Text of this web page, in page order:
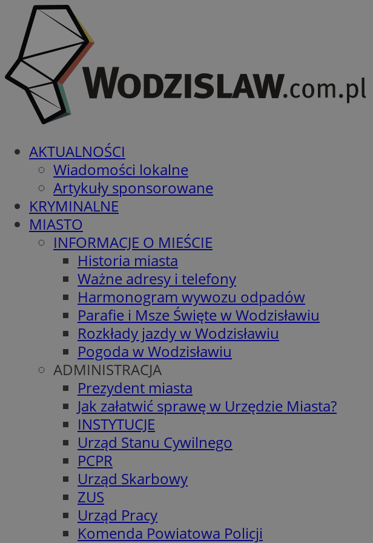
AKTUALNOŚCI
Wiadomości lokalne
Artykuły sponsorowane
KRYMINALNE
MIASTO
INFORMACJE O MIEŚCIE
Historia miasta
Ważne adresy i telefony
Harmonogram wywozu odpadów
Parafie i Msze Święte w Wodzisławiu
Rozkłady jazdy w Wodzisławiu
Pogoda w Wodzisławiu
ADMINISTRACJA
Prezydent miasta
Jak załatwić sprawę w Urzędzie Miasta?
INSTYTUCJE
Urząd Stanu Cywilnego
PCPR
Urząd Skarbowy
ZUS
Urząd Pracy
Komenda Powiatowa Policji